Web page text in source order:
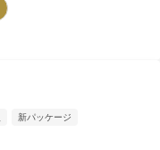
新パッケージ